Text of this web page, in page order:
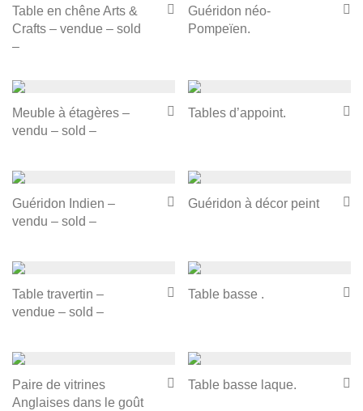
Table en chêne Arts &
Crafts – vendue – sold
–
Guéridon néo-
Pompeïen.
Meuble à étagères –
vendu – sold –
Tables d’appoint.
Guéridon Indien –
vendu – sold –
Guéridon à décor peint
Table travertin –
vendue – sold –
Table basse .
Paire de vitrines
Anglaises dans le goût
Table basse laque.